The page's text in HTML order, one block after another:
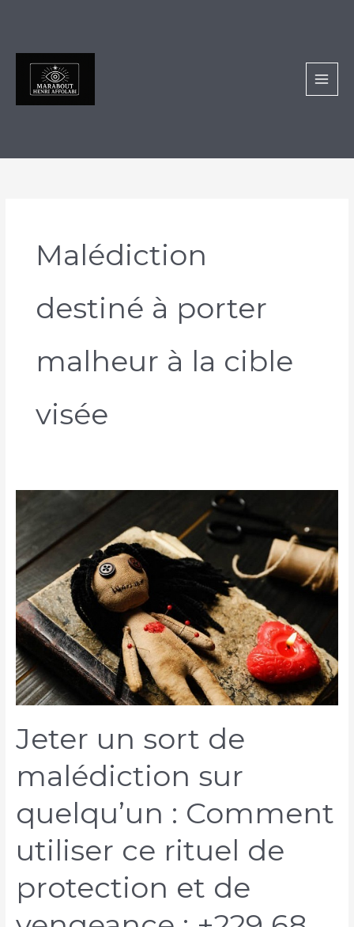
Malédiction
destiné à porter
malheur à la cible
visée
Jeter un sort de
malédiction sur
quelqu’un : Comment
utiliser ce rituel de
protection et de